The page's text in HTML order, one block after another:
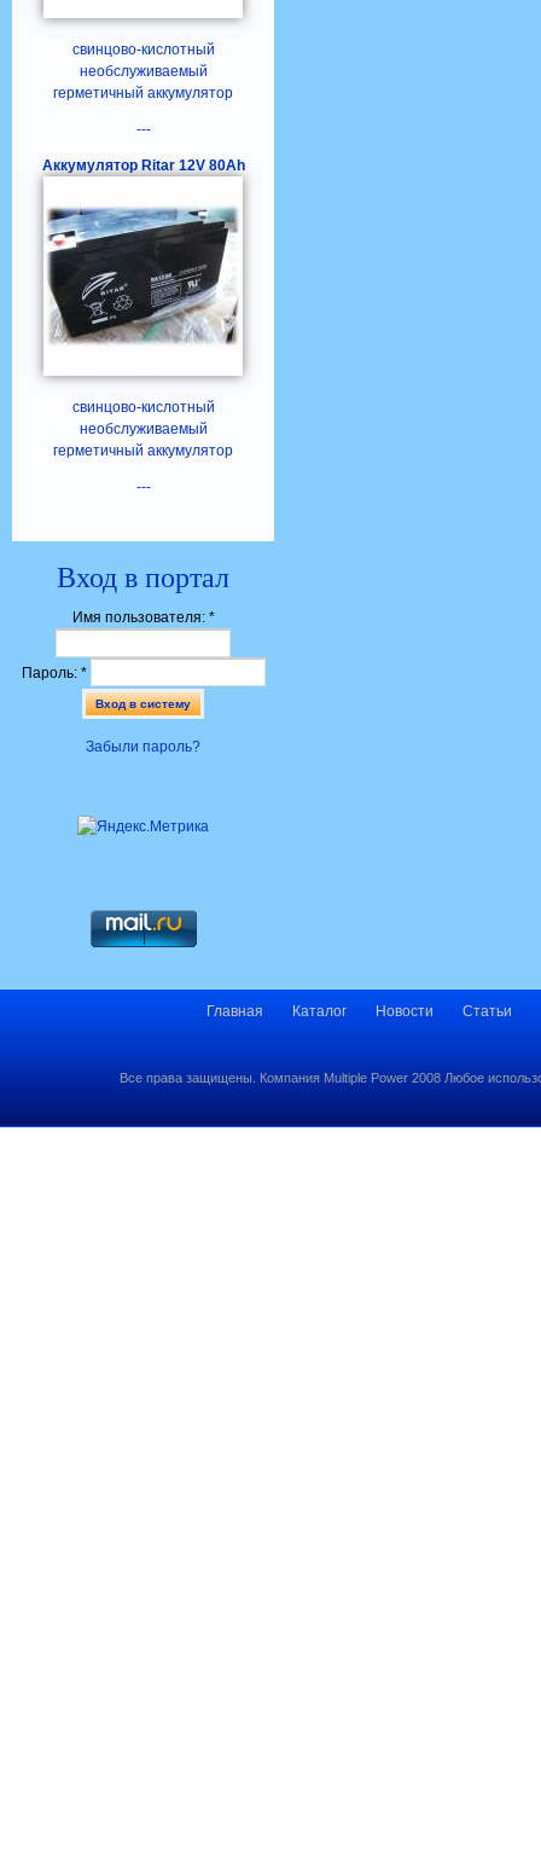
свинцово-кислотный
необслуживаемый
герметичный аккумулятор
---
Аккумулятор Ritar 12V 80Ah
свинцово-кислотный
необслуживаемый
герметичный аккумулятор
---
Вход в портал
Имя пользователя: *
Пароль: *
Забыли пароль?
Главная Каталог Новости Статьи
Все права защищены. Компания Multiple Power 2008 Любое